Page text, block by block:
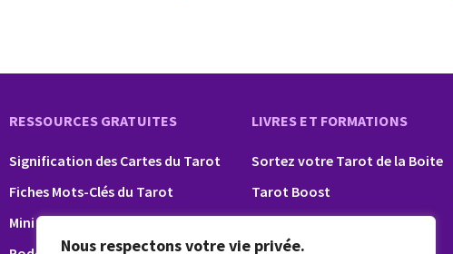
Nous respectons votre vie privée.
RESSOURCES GRATUITES
Signification des Cartes du Tarot
Fiches Mots-Clés du Tarot
Mini formation Tarot
LIVRES ET FORMATIONS
Sortez votre Tarot de la Boite
Tarot Boost
Tarot Pro